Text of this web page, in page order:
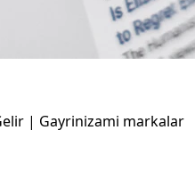
| Gayrinizami markalar